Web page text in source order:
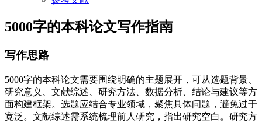
5000字的本科论文写作指南
写作思路
5000字的本科论文需要围绕明确的主题展开，可从选题背景、
研究意义、文献综述、研究方法、数据分析、结论与建议等方
面构建框架。选题应结合专业领域，聚焦具体问题，避免过于
宽泛。文献综述需系统梳理前人研究，指出研究空白。研究方